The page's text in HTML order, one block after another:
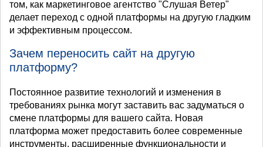
том, как маркетинговое агентство "Слушая Ветер"
делает переход с одной платформы на другую гладким
и эффективным процессом.
Зачем переносить сайт на другую
платформу?
Постоянное развитие технологий и изменения в
требованиях рынка могут заставить вас задуматься о
смене платформы для вашего сайта. Новая
платформа может предоставить более современные
инструменты, расширенные функциональности и